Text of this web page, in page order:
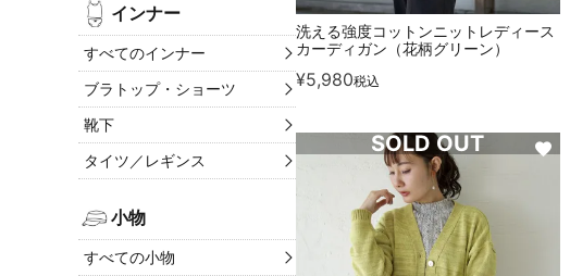
インナー
すべてのインナー
ブラトップ・ショーツ
靴下
タイツ／レギンス
小物
すべての小物
洗える強度コットンニットレディース
カーディガン（花柄グリーン）
¥5,980税込
SOLD OUT